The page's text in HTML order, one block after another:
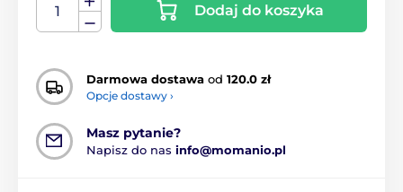
Dodaj do koszyka
Darmowa dostawa od 120.0 zł
Opcje dostawy ›
Masz pytanie?
Napisz do nas info@momanio.pl